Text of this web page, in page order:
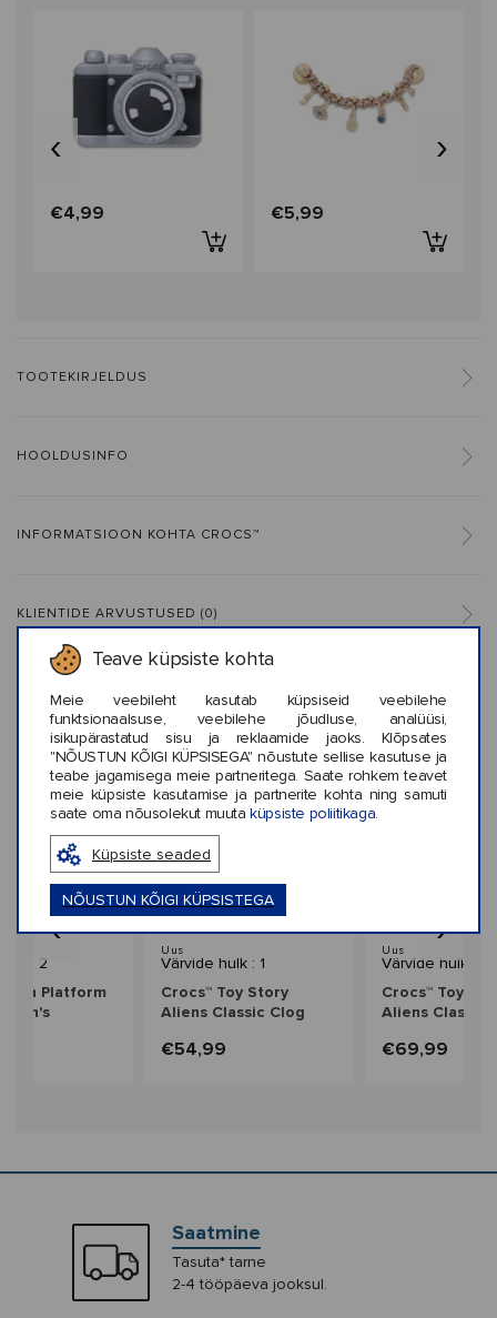
Teave küpsiste kohta
Meie veebileht kasutab küpsiseid veebilehe
funktsionaalsuse, veebilehe jõudluse, analüüsi,
isikupärastatud sisu ja reklaamide jaoks. Klõpsates
"NÕUSTUN KÕIGI KÜPSISEGA" nõustute sellise kasutuse ja
teabe jagamisega meie partneritega. Saate rohkem teavet
meie küpsiste kasutamise ja partnerite kohta ning samuti
saate oma nõusolekut muuta küpsiste poliitikaga.
Küpsiste seaded
NÕUSTUN KÕIGI KÜPSISTEGA
€4,99 €5,99
‹ ›
TOOTEKIRJELDUS
HOOLDUSINFO
INFORMATSIOON KOHTA CROCS™
KLIENTIDE ARVUSTUSED (0)
Sarnased stiilid
: 2
Platform
Uus
Värvide hulk : 1
Crocs™ Toy Story
Aliens Classic Clog
€54,99
Uus
Värvide hulk : 1
Crocs™ Toy
Aliens Classic
€69,99
‹ ›
Saatmine
Tasuta* tarne
2-4 tööpäeva jooksul.